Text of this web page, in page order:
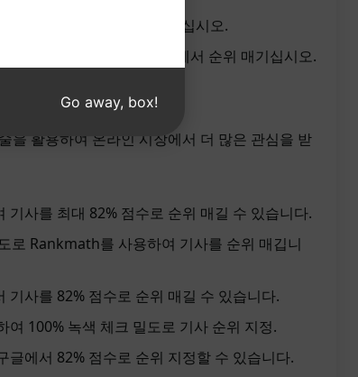
점수를 최대 82%로 올리십시오.
Density로 작품을 Google에서 순위 매기십시오.
높일 수 있습니다.
을 활용하여 온라인 시장에서 더 많은 관심을 받
사를 최대 82% 점수로 순위 매길 수 있습니다.
로 Rankmath를 사용하여 기사를 순위 매깁니
사를 82% 점수로 순위 매길 수 있습니다.
100% 녹색 체크 밀도로 기사 순위 지정.
에서 82% 점수로 순위 지정할 수 있습니다.
Go away, box!